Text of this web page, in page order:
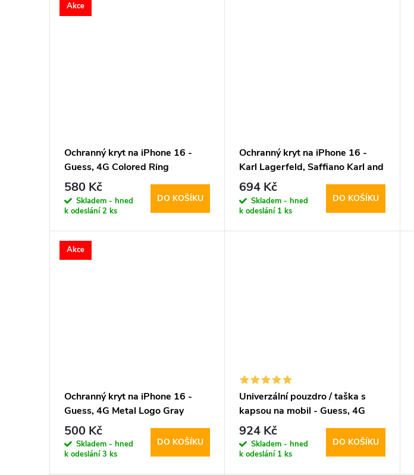
Akce
Ochranný kryt na iPhone 16 -
Guess, 4G Colored Ring
MagSafe Black
580 Kč
Skladem - hned
k odeslání2 ks
DO KOŠÍKU
Ochranný kryt na iPhone 16 -
Karl Lagerfeld, Saffiano Karl and
Choupette Black
694 Kč
Skladem - hned
k odeslání 1 ks
DO KOŠÍKU
Akce
Ochranný kryt na iPhone 16 -
Guess, 4G Metal Logo Gray
500 Kč
Skladem - hned
k odeslání3 ks
DO KOŠÍKU
Univerzální pouzdro / taška s
kapsou na mobil - Guess, 4G
Saffiano Logo Bag Black
924 Kč
Skladem - hned
k odeslání 1 ks
DO KOŠÍKU